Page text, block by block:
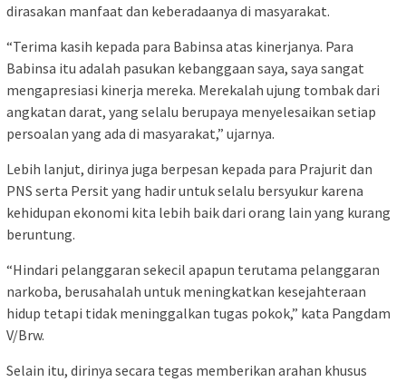
dirasakan manfaat dan keberadaanya di masyarakat.
“Terima kasih kepada para Babinsa atas kinerjanya. Para
Babinsa itu adalah pasukan kebanggaan saya, saya sangat
mengapresiasi kinerja mereka. Merekalah ujung tombak dari
angkatan darat, yang selalu berupaya menyelesaikan setiap
persoalan yang ada di masyarakat,” ujarnya.
Lebih lanjut, dirinya juga berpesan kepada para Prajurit dan
PNS serta Persit yang hadir untuk selalu bersyukur karena
kehidupan ekonomi kita lebih baik dari orang lain yang kurang
beruntung.
“Hindari pelanggaran sekecil apapun terutama pelanggaran
narkoba, berusahalah untuk meningkatkan kesejahteraan
hidup tetapi tidak meninggalkan tugas pokok,” kata Pangdam
V/Brw.
Selain itu, dirinya secara tegas memberikan arahan khusus